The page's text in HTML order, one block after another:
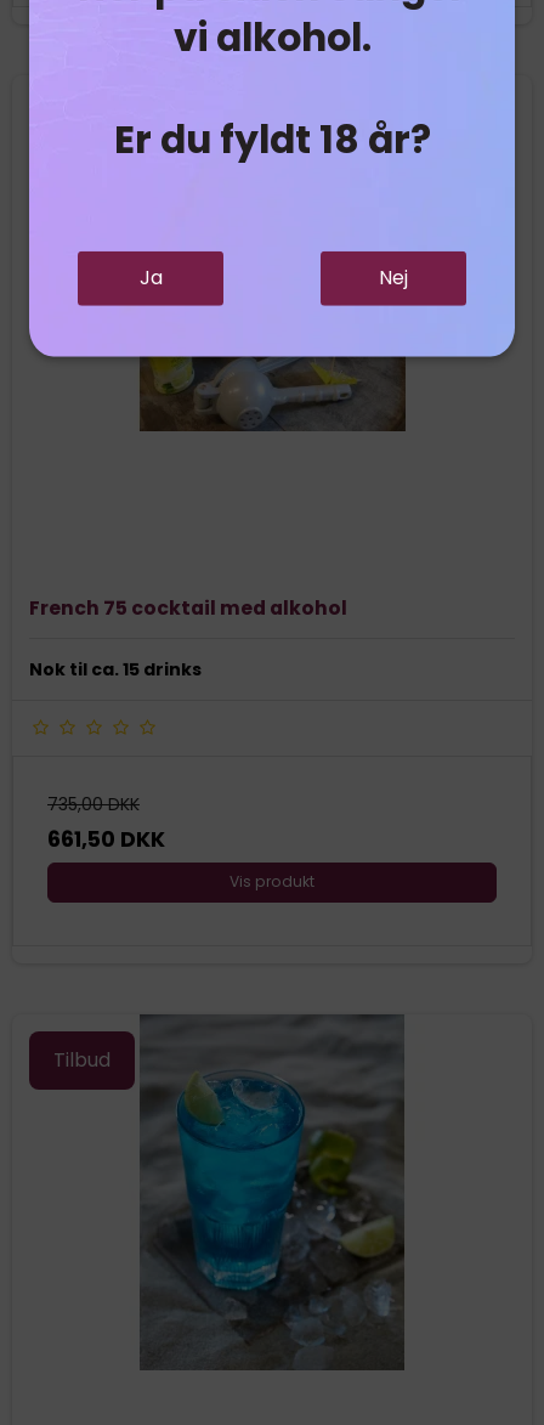
vi alkohol.
Er du fyldt 18 år?
Ja Nej
French 75 cocktail med alkohol
Nok til ca. 15 drinks
735,00 DKK
661,50 DKK
Vis produkt
Tilbud